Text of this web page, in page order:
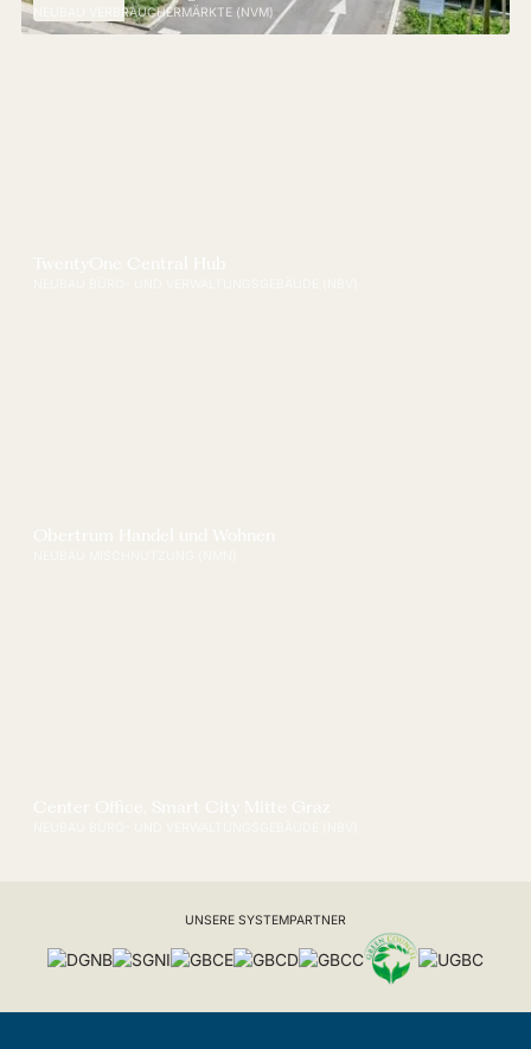
NEUBAU VERBRAUCHERMÄRKTE (NVM)
UNSERE SYSTEMPARTNER